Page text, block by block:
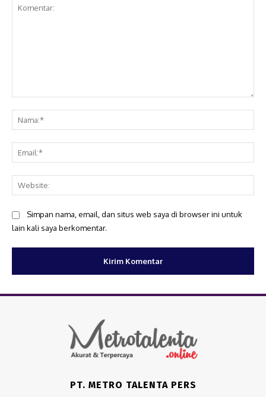
Simpan nama, email, dan situs web saya di browser ini untuk
lain kali saya berkomentar.
PT. METRO TALENTA PERS